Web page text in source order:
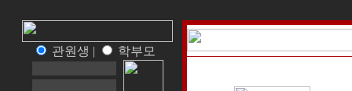
관원생 | 학부모